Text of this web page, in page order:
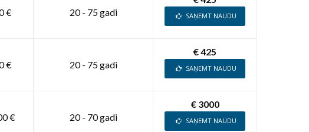
€ 20 - 75 gadi SAŅEMT NAUDU
€ 20 - 75 gadi
€ 425
SAŅEMT NAUDU
€ 20 - 70 gadi
€ 3000
SAŅEMT NAUDU